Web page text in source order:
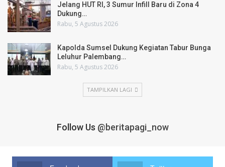
Jelang HUT RI, 3 Sumur Infill Baru di Zona 4
Dukung…
Rabu, 5 Agustus 2026
Kapolda Sumsel Dukung Kegiatan Tabur Bunga
Leluhur Palembang…
Rabu, 5 Agustus 2026
TAMPILKAN LAGI
Follow Us @beritapagi_now